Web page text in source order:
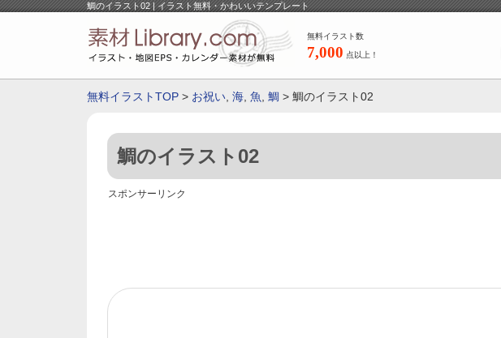
鯛のイラスト02 | イラスト無料・かわいいテンプレート
無料イラスト数
7,000 点以上！
無料イラストTOP > お祝い 海 魚 鯛 > 鯛のイラスト02
鯛のイラスト02
スポンサーリンク